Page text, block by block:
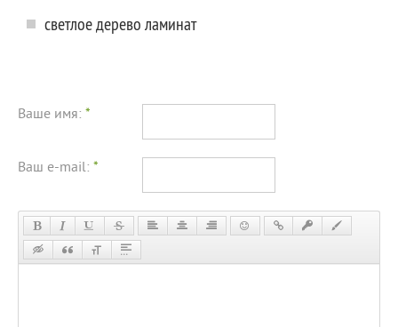
светлое дерево ламинат
Ваше имя: *
Ваш e-mail: *